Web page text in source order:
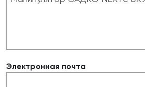
Электронная почта